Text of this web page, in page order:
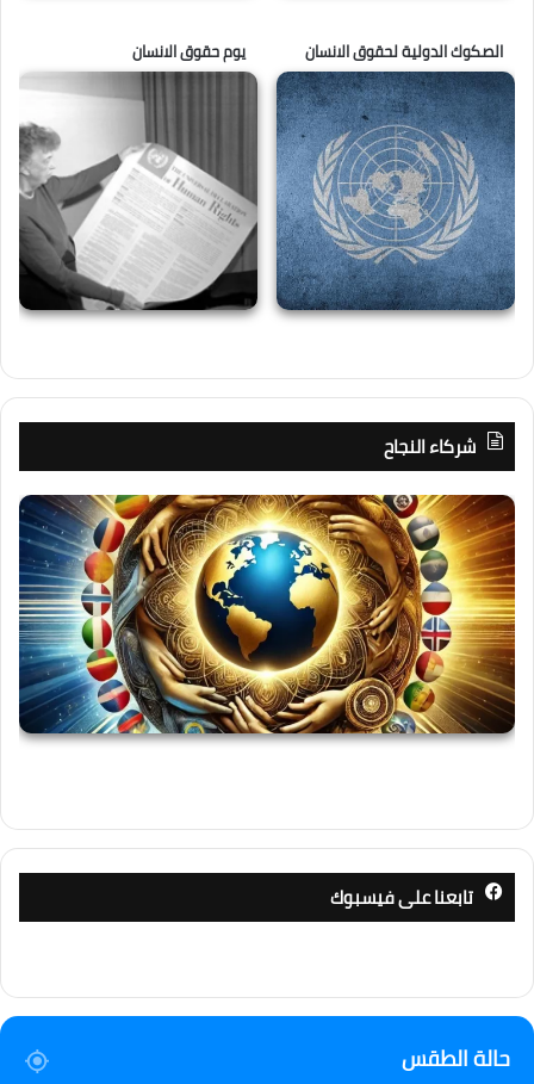
الصكوك الدولية لحقوق الانسان يوم حقوق الانسان
شركاء النجاح
تابعنا على فيسبوك
حالة الطقس